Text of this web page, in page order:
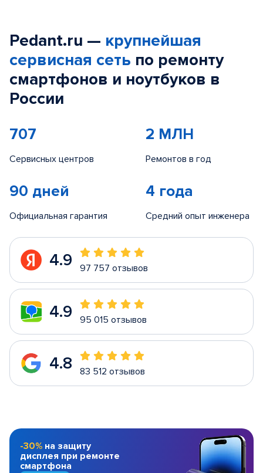
Pedant.ru — крупнейшая
сервисная сеть по ремонту
смартфонов и ноутбуков в
России
707
Сервисных центров
2 МЛН
Ремонтов в год
90 дней
Официальная гарантия
4 года
Средний опыт инженера
4.9 97 757 отзывов
4.9 95 015 отзывов
4.8 83 512 отзывов
-30% на защиту
дисплея при ремонте
смартфона